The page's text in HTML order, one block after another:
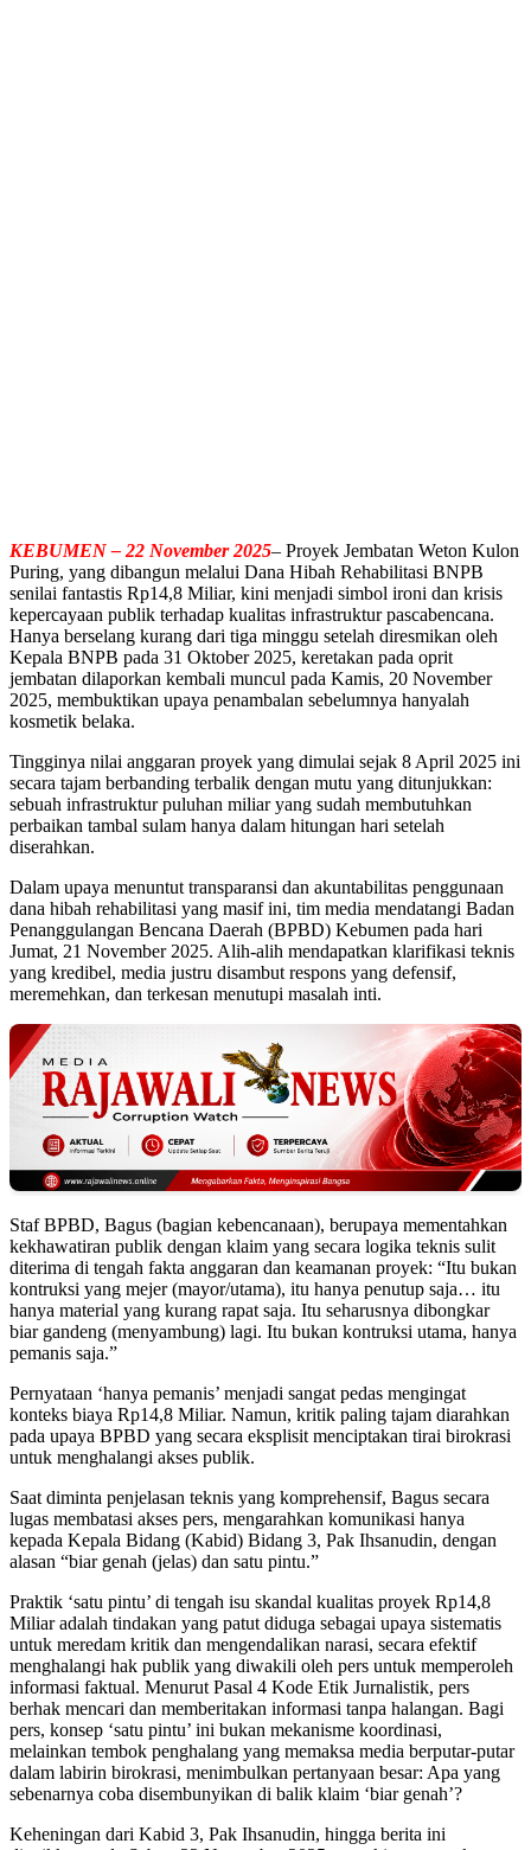
KEBUMEN – 22 November 2025– Proyek Jembatan Weton Kulon
Puring, yang dibangun melalui Dana Hibah Rehabilitasi BNPB
senilai fantastis Rp14,8 Miliar, kini menjadi simbol ironi dan krisis
kepercayaan publik terhadap kualitas infrastruktur pascabencana.
Hanya berselang kurang dari tiga minggu setelah diresmikan oleh
Kepala BNPB pada 31 Oktober 2025, keretakan pada oprit
jembatan dilaporkan kembali muncul pada Kamis, 20 November
2025, membuktikan upaya penambalan sebelumnya hanyalah
kosmetik belaka.
Tingginya nilai anggaran proyek yang dimulai sejak 8 April 2025 ini
secara tajam berbanding terbalik dengan mutu yang ditunjukkan:
sebuah infrastruktur puluhan miliar yang sudah membutuhkan
perbaikan tambal sulam hanya dalam hitungan hari setelah
diserahkan.
Dalam upaya menuntut transparansi dan akuntabilitas penggunaan
dana hibah rehabilitasi yang masif ini, tim media mendatangi Badan
Penanggulangan Bencana Daerah (BPBD) Kebumen pada hari
Jumat, 21 November 2025. Alih-alih mendapatkan klarifikasi teknis
yang kredibel, media justru disambut respons yang defensif,
meremehkan, dan terkesan menutupi masalah inti.
Staf BPBD, Bagus (bagian kebencanaan), berupaya mementahkan
kekhawatiran publik dengan klaim yang secara logika teknis sulit
diterima di tengah fakta anggaran dan keamanan proyek: “Itu bukan
kontruksi yang mejer (mayor/utama), itu hanya penutup saja… itu
hanya material yang kurang rapat saja. Itu seharusnya dibongkar
biar gandeng (menyambung) lagi. Itu bukan kontruksi utama, hanya
pemanis saja.”
Pernyataan ‘hanya pemanis’ menjadi sangat pedas mengingat
konteks biaya Rp14,8 Miliar. Namun, kritik paling tajam diarahkan
pada upaya BPBD yang secara eksplisit menciptakan tirai birokrasi
untuk menghalangi akses publik.
Saat diminta penjelasan teknis yang komprehensif, Bagus secara
lugas membatasi akses pers, mengarahkan komunikasi hanya
kepada Kepala Bidang (Kabid) Bidang 3, Pak Ihsanudin, dengan
alasan “biar genah (jelas) dan satu pintu.”
Praktik ‘satu pintu’ di tengah isu skandal kualitas proyek Rp14,8
Miliar adalah tindakan yang patut diduga sebagai upaya sistematis
untuk meredam kritik dan mengendalikan narasi, secara efektif
menghalangi hak publik yang diwakili oleh pers untuk memperoleh
informasi faktual. Menurut Pasal 4 Kode Etik Jurnalistik, pers
berhak mencari dan memberitakan informasi tanpa halangan. Bagi
pers, konsep ‘satu pintu’ ini bukan mekanisme koordinasi,
melainkan tembok penghalang yang memaksa media berputar-putar
dalam labirin birokrasi, menimbulkan pertanyaan besar: Apa yang
sebenarnya coba disembunyikan di balik klaim ‘biar genah’?
Keheningan dari Kabid 3, Pak Ihsanudin, hingga berita ini